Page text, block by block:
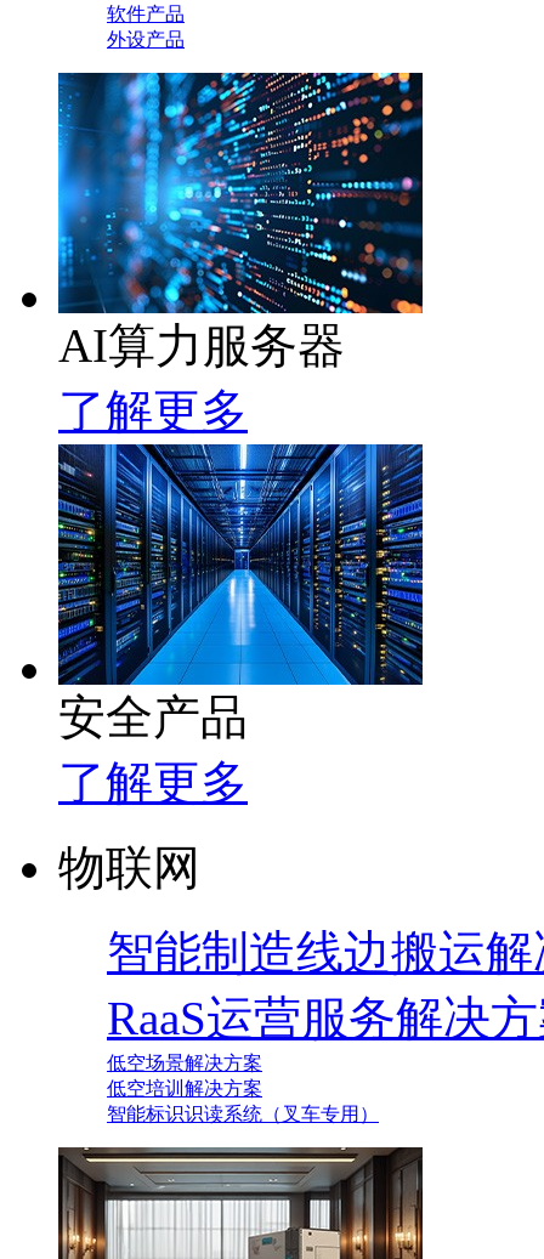
软件产品
外设产品
AI算力服务器
了解更多
安全产品
了解更多
物联网
智能制造线边搬运
RaaS运营服务解决
低空场景解决方案
低空培训解决方案
智能标识识读系统（叉车专用）